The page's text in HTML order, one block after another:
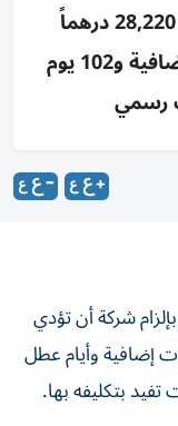
محكمة أبوظبي تُلزم شركة بدفع 28,220 درهماً
لموظف عن 1258 يوماً ساعات إضافية و102 يوم
رسمي
شركة أن تؤدي
ساعات إضافية وأيام عطل
بتكليفه بها.